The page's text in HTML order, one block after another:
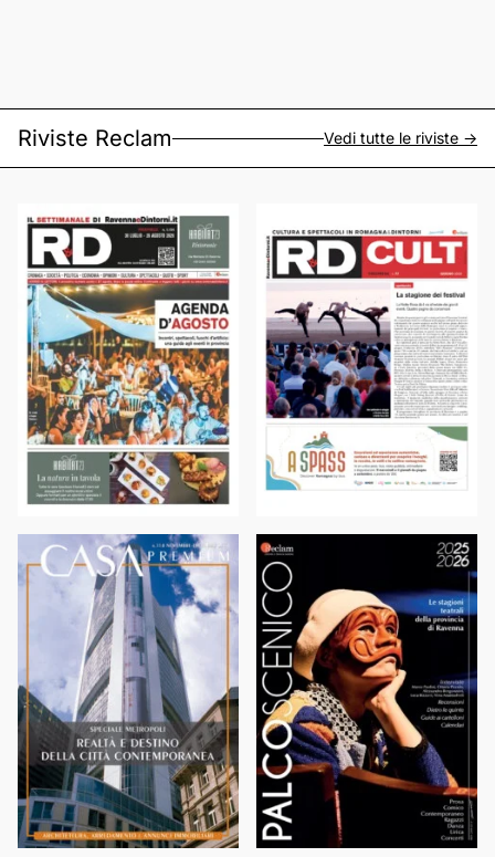
Riviste Reclam Vedi tutte le riviste ->